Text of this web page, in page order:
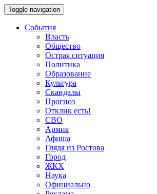
Toggle navigation
События
Власть
Общество
Острая ситуация
Политика
Образование
Культура
Скандалы
Прогноз
Отклик есть!
СВО
Армия
Афиша
Глядя из Ростова
Город
ЖКХ
Наука
Официально